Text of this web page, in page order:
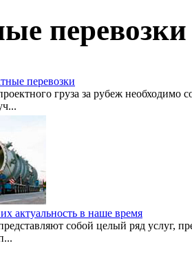
перевозки
перевозки
груза за рубеж необходимо
актуальность в наше время
собой целый ряд услуг,